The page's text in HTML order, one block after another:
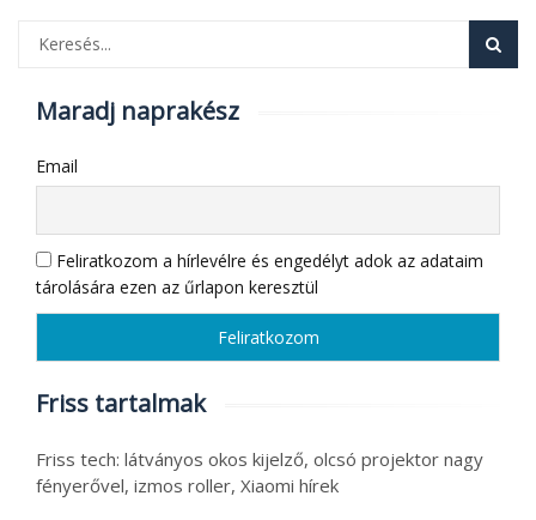
Maradj naprakész
Email
Feliratkozom a hírlevélre és engedélyt adok az adataim
tárolására ezen az űrlapon keresztül
Friss tartalmak
Friss tech: látványos okos kijelző, olcsó projektor nagy
fényerővel, izmos roller, Xiaomi hírek